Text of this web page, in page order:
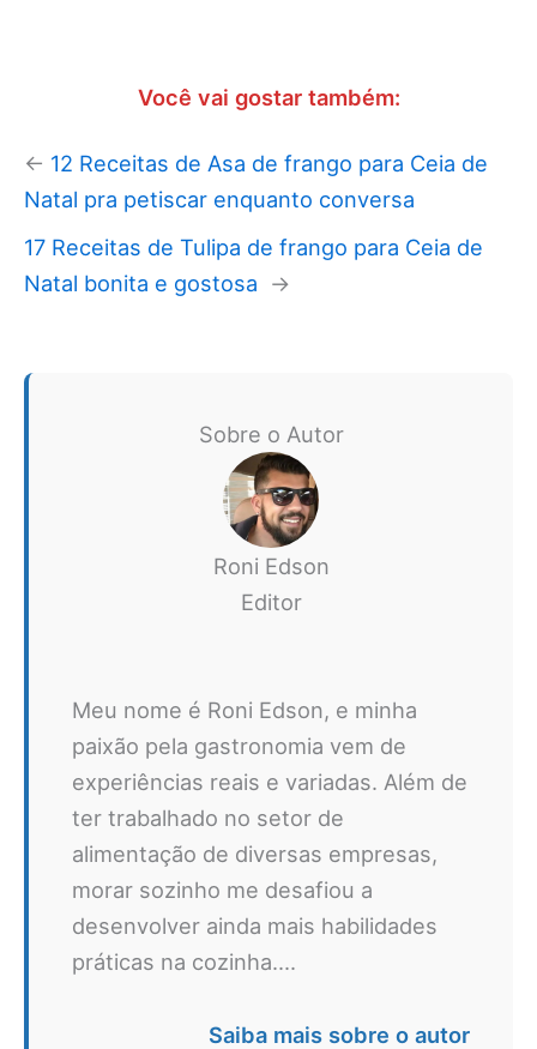
Você vai gostar também:
← 12 Receitas de Asa de frango para Ceia de
Natal pra petiscar enquanto conversa
17 Receitas de Tulipa de frango para Ceia de
Natal bonita e gostosa →
Sobre o Autor
Roni Edson
Editor
Meu nome é Roni Edson, e minha
paixão pela gastronomia vem de
experiências reais e variadas. Além de
ter trabalhado no setor de
alimentação de diversas empresas,
morar sozinho me desafiou a
desenvolver ainda mais habilidades
práticas na cozinha....
Saiba mais sobre o autor